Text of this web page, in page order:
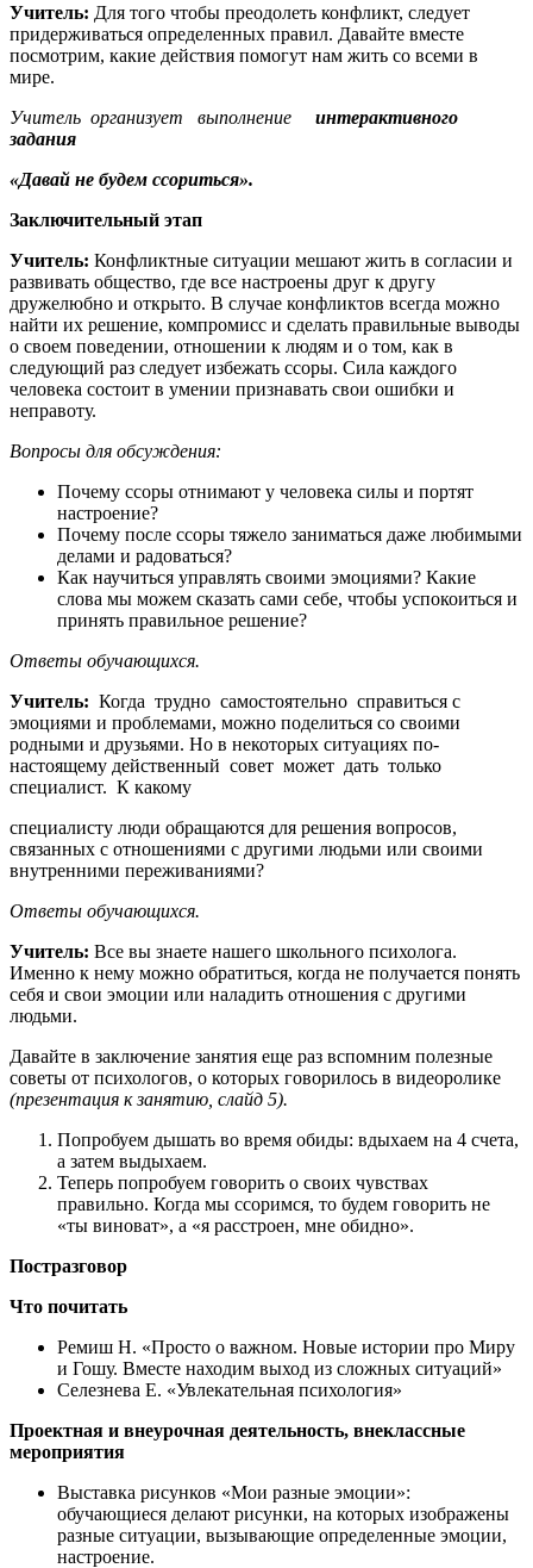
Учитель: Для того чтобы преодолеть конфликт, следует
придерживаться определенных правил. Давайте вместе
посмотрим, какие действия помогут нам жить со всеми в
мире.
Учитель организует выполнение интерактивного
задания
«Давай не будем ссориться».
Заключительный этап
Учитель: Конфликтные ситуации мешают жить в согласии и
развивать общество, где все настроены друг к другу
дружелюбно и открыто. В случае конфликтов всегда можно
найти их решение, компромисс и сделать правильные выводы
о своем поведении, отношении к людям и о том, как в
следующий раз следует избежать ссоры. Сила каждого
человека состоит в умении признавать свои ошибки и
неправоту.
Вопросы для обсуждения:
Почему ссоры отнимают у человека силы и портят
настроение?
Почему после ссоры тяжело заниматься даже любимыми
делами и радоваться?
Как научиться управлять своими эмоциями? Какие
слова мы можем сказать сами себе, чтобы успокоиться и
принять правильное решение?
Ответы обучающихся.
Учитель: Когда трудно самостоятельно справиться с
эмоциями и проблемами, можно поделиться со своими
родными и друзьями. Но в некоторых ситуациях по-
настоящему действенный совет может дать только
специалист. К какому
специалисту люди обращаются для решения вопросов,
связанных с отношениями с другими людьми или своими
внутренними переживаниями?
Ответы обучающихся.
Учитель: Все вы знаете нашего школьного психолога.
Именно к нему можно обратиться, когда не получается понять
себя и свои эмоции или наладить отношения с другими
людьми.
Давайте в заключение занятия еще раз вспомним полезные
советы от психологов, о которых говорилось в видеоролике
(презентация к занятию, слайд 5).
Попробуем дышать во время обиды: вдыхаем на 4 счета,
а затем выдыхаем.
Теперь попробуем говорить о своих чувствах
правильно. Когда мы ссоримся, то будем говорить не
«ты виноват», а «я расстроен, мне обидно».
Постразговор
Что почитать
Ремиш Н. «Просто о важном. Новые истории про Миру
и Гошу. Вместе находим выход из сложных ситуаций»
Селезнева Е. «Увлекательная психология»
Проектная и внеурочная деятельность, внеклассные
мероприятия
Выставка рисунков «Мои разные эмоции»:
обучающиеся делают рисунки, на которых изображены
разные ситуации, вызывающие определенные эмоции,
настроение.